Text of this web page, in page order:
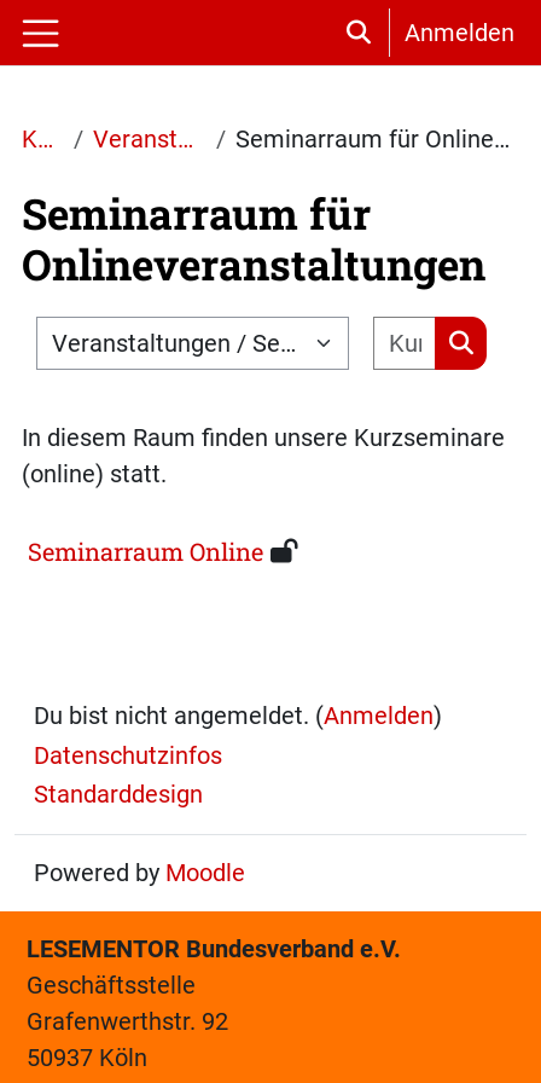
Zum Hauptinhalt
Website-Übersicht
Sucheingabe
Anmelden
Kurse Veranstaltungen Seminarraum für Onlineveranstaltungen
Seminarraum für
Onlineveranstaltungen
Kursbereiche
Kurse
Kurse
In diesem Raum finden unsere Kurzseminare
(online) statt.
Seminarraum Online
Du bist nicht angemeldet. (Anmelden)
Datenschutzinfos
Standarddesign
Powered by Moodle
LESEMENTOR Bundesverband e.V.
Geschäftsstelle
Grafenwerthstr. 92
50937 Köln